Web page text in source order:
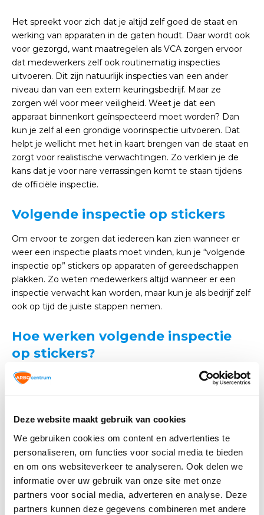
Deze website maakt gebruik van cookies
We gebruiken cookies om content en advertenties te
personaliseren, om functies voor social media te bieden
en om ons websiteverkeer te analyseren. Ook delen we
informatie over uw gebruik van onze site met onze
partners voor social media, adverteren en analyse. Deze
partners kunnen deze gegevens combineren met andere
Het spreekt voor zich dat je altijd zelf goed de staat en
werking van apparaten in de gaten houdt. Daar wordt ook
voor gezorgd, want maatregelen als VCA zorgen ervoor
dat medewerkers zelf ook routinematig inspecties
uitvoeren. Dit zijn natuurlijk inspecties van een ander
niveau dan van een extern keuringsbedrijf. Maar ze
zorgen wél voor meer veiligheid. Weet je dat een
apparaat binnenkort geïnspecteerd moet worden? Dan
kun je zelf al een grondige voorinspectie uitvoeren. Dat
helpt je wellicht met het in kaart brengen van de staat en
zorgt voor realistische verwachtingen. Zo verklein je de
kans dat je voor nare verrassingen komt te staan tijdens
de officiële inspectie.
Volgende inspectie op stickers
Om ervoor te zorgen dat iedereen kan zien wanneer er
weer een inspectie plaats moet vinden, kun je “volgende
inspectie op” stickers op apparaten of gereedschappen
plakken. Zo weten medewerkers altijd wanneer er een
inspectie verwacht kan worden, maar kun je als bedrijf zelf
ook op tijd de juiste stappen nemen.
Hoe werken volgende inspectie
op stickers?
Volgende inspectie op stickers werken heel eenvoudig.
de onderkant. Door met een stickertang een gaatje te
gecontroleerd moet worden, zie je in een oogopslag
wanneer de inspectiedatum is.
De stickers zijn voorzien van een speciale folie die hen
geschikt maakt voor gebruik binnen en buiten. Zo zijn de